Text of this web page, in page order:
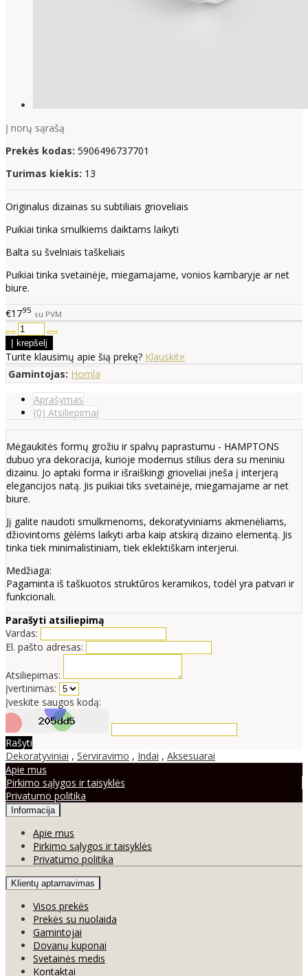
Į norų sąrašą
Prekės kodas: 5906496737701
Turimas kiekis: 13
Originalus dizainas su subtiliais grioveliais
Puikiai tinka smulkiems daiktams laikyti
Balta su švelniais taškeliais
Puikiai tinka svetainėje, miegamajame, vonios kambaryje ar net
biure.
€1795 su PVM
Turite klausimų apie šią prekę? Klauskite
Gamintojas: Homla
Aprašymas
(0) Atsiliepimai
Mėgaukitės formų grožiu ir spalvų paprastumu - HAMPTONS
dubuo yra dekoracija, kurioje modernus stilius dera su meniniu
dizainu. Jo aptaki forma ir išraiškingi grioveliai įneša į interjerą
elegancijos natą. Jis puikiai tiks svetainėje, miegamajame ar net
biure.
Jį galite naudoti smulkmenoms, dekoratyviniams akmenėliams,
džiovintoms gėlėms laikyti arba kaip atskirą dizaino elementą. Jis
tinka tiek minimalistiniam, tiek eklektiškam interjerui.
Medžiaga:
Pagaminta iš taškuotos struktūros keramikos, todėl yra patvari ir
funkcionali.
Parašyti atsiliepimą
Vardas:
El. pašto adresas:
Atsiliepimas:
Įvertinimas:
Įveskite saugos kodą:
Rašyti
Dekoratyviniai , Serviravimo , Indai , Aksesuarai
Apie mus
Pirkimo sąlygos ir taisyklės
Privatumo politika
Informacija
Apie mus
Pirkimo sąlygos ir taisyklės
Privatumo politika
Klientų aptarnavimas
Visos prekės
Prekės su nuolaida
Gamintojai
Dovanų kuponai
Svetainės medis
Kontaktai